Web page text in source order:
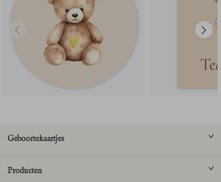
Geboortekaartjes
Producten